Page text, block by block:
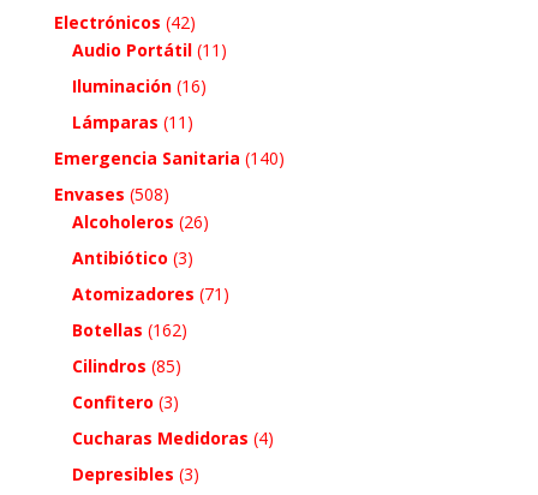
Electrónicos (42)
Audio Portátil (11)
Iluminación (16)
Lámparas (11)
Emergencia Sanitaria (140)
Envases (508)
Alcoholeros (26)
Antibiótico (3)
Atomizadores (71)
Botellas (162)
Cilindros (85)
Confitero (3)
Cucharas Medidoras (4)
Depresibles (3)